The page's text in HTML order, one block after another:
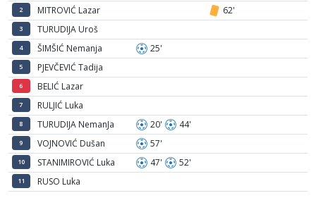
2 MITROVIĆ Lazar 62'
3 TURUDIJA Uroš
4 ŠIMŠIĆ Nemanja 25'
5 PJEVČEVIĆ Tadija
6 BELIĆ Lazar
7 RULJIĆ Luka
8 TURUDIJA NemanJa 20' 44'
9 VOJNOVIĆ Dušan 57'
10 STANIMIROVIĆ Luka 47' 52'
11 RUSO Luka